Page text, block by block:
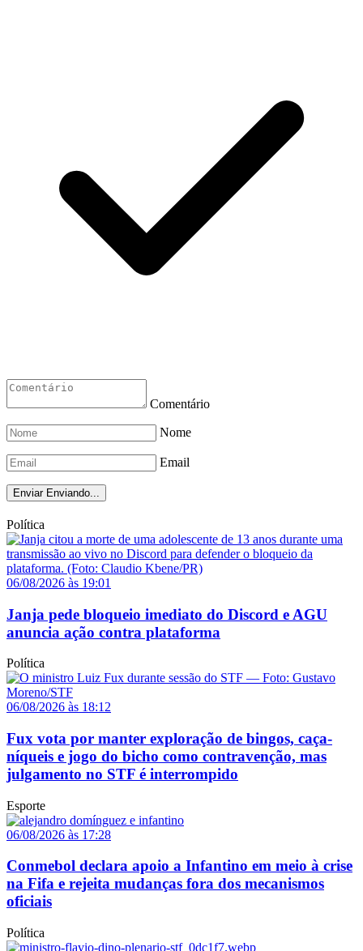
Comentário
Nome
Email
Enviar Enviando...
Política
06/08/2026 às 19:01
Janja pede bloqueio imediato do Discord e AGU
anuncia ação contra plataforma
Política
06/08/2026 às 18:12
Fux vota por manter exploração de bingos, caça-
níqueis e jogo do bicho como contravenção, mas
julgamento no STF é interrompido
Esporte
06/08/2026 às 17:28
Conmebol declara apoio a Infantino em meio à crise
na Fifa e rejeita mudanças fora dos mecanismos
oficiais
Política